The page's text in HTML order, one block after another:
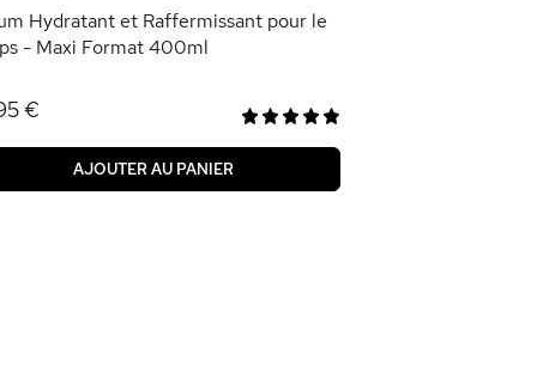
Hydratant et Raffermissant pour le
- Maxi Format 400ml
€
AJOUTER AU PANIER